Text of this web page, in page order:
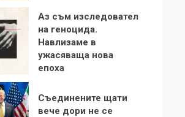
Аз съм изследовател
на геноцида.
Навлизаме в
ужасяваща нова
епоха
Съединените щати
вече дори не се